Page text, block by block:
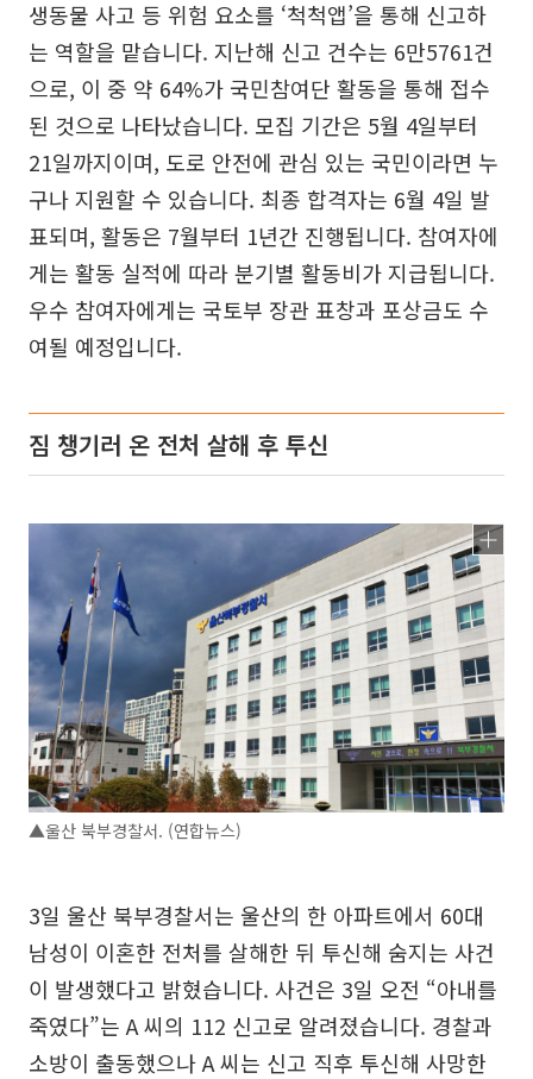
생동물 사고 등 위험 요소를 ‘척척앱’을 통해 신고하
는 역할을 맡습니다. 지난해 신고 건수는 6만5761건
으로, 이 중 약 64%가 국민참여단 활동을 통해 접수
된 것으로 나타났습니다. 모집 기간은 5월 4일부터
21일까지이며, 도로 안전에 관심 있는 국민이라면 누
구나 지원할 수 있습니다. 최종 합격자는 6월 4일 발
표되며, 활동은 7월부터 1년간 진행됩니다. 참여자에
게는 활동 실적에 따라 분기별 활동비가 지급됩니다.
우수 참여자에게는 국토부 장관 표창과 포상금도 수
여될 예정입니다.
짐 챙기러 온 전처 살해 후 투신
▲울산 북부경찰서. (연합뉴스)
3일 울산 북부경찰서는 울산의 한 아파트에서 60대
남성이 이혼한 전처를 살해한 뒤 투신해 숨지는 사건
이 발생했다고 밝혔습니다. 사건은 3일 오전 “아내를
죽였다”는 A 씨의 112 신고로 알려졌습니다. 경찰과
소방이 출동했으나 A 씨는 신고 직후 투신해 사망한